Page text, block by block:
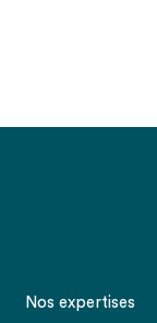
Nos expertises